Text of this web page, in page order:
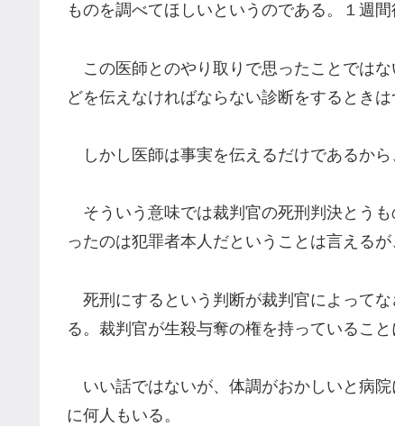
ものを調べてほしいというのである。１週
この医師とのやり取りで思ったことでは
どを伝えなければならない診断をするときは
しかし医師は事実を伝えるだけであるから
そういう意味では裁判官の死刑判決とう
ったのは犯罪者本人だということは言える
死刑にするという判断が裁判官によって
る。裁判官が生殺与奪の権を持っていること
いい話ではないが、体調がおかしいと病
に何人もいる。